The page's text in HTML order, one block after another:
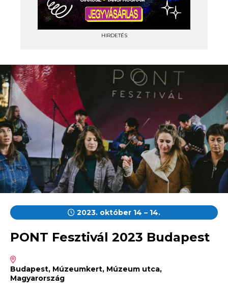
HIRDETÉS
2023. október 14 – 14.
PONT Fesztivál 2023 Budapest
Budapest, Múzeumkert, Múzeum utca,
Magyarország